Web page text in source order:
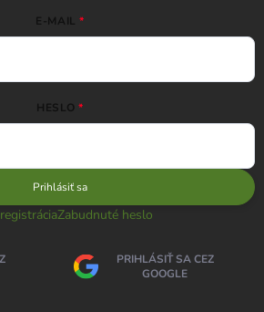
E-MAIL
HESLO
Prihlásiť sa
Zabudnuté heslo
PRIHLÁSIŤ SA CEZ
GOOGLE